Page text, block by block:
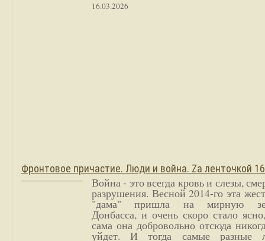
16.03.2026
Фронтовое причастие. Люди и война. Zа ленточкой
Война - это всегда кровь и слезы,
разрушения. Весной 2014-го эта
"дама" пришла на мирную
Донбасса, и очень скоро стало
сама она добровольно отсюда
уйдет. И тогда самые разные